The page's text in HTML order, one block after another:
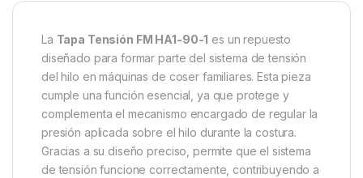
La Tapa Tensión FM HA1-90-1 es un repuesto
diseñado para formar parte del sistema de tensión
del hilo en máquinas de coser familiares. Esta pieza
cumple una función esencial, ya que protege y
complementa el mecanismo encargado de regular la
presión aplicada sobre el hilo durante la costura.
Gracias a su diseño preciso, permite que el sistema
de tensión funcione correctamente, contribuyendo a